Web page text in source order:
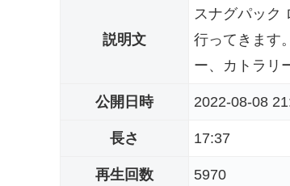
説明文
スナグパック
行ってきます
ー、カトラリ
公開日時 2022-08-08
長さ 17:37
再生回数 5970